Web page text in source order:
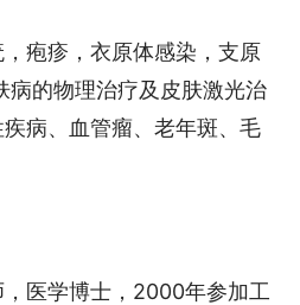
疱疹，衣原体感染，支原
病的物理治疗及皮肤激光治
病、血管瘤、老年斑、毛
医学博士，2000年参加工